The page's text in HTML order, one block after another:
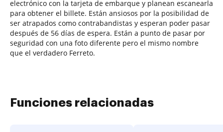
electrónico con la tarjeta de embarque y planean escanearla
para obtener el billete. Están ansiosos por la posibilidad de
ser atrapados como contrabandistas y esperan poder pasar
después de 56 días de espera. Están a punto de pasar por
seguridad con una foto diferente pero el mismo nombre
que el verdadero Ferreto.
Funciones relacionadas